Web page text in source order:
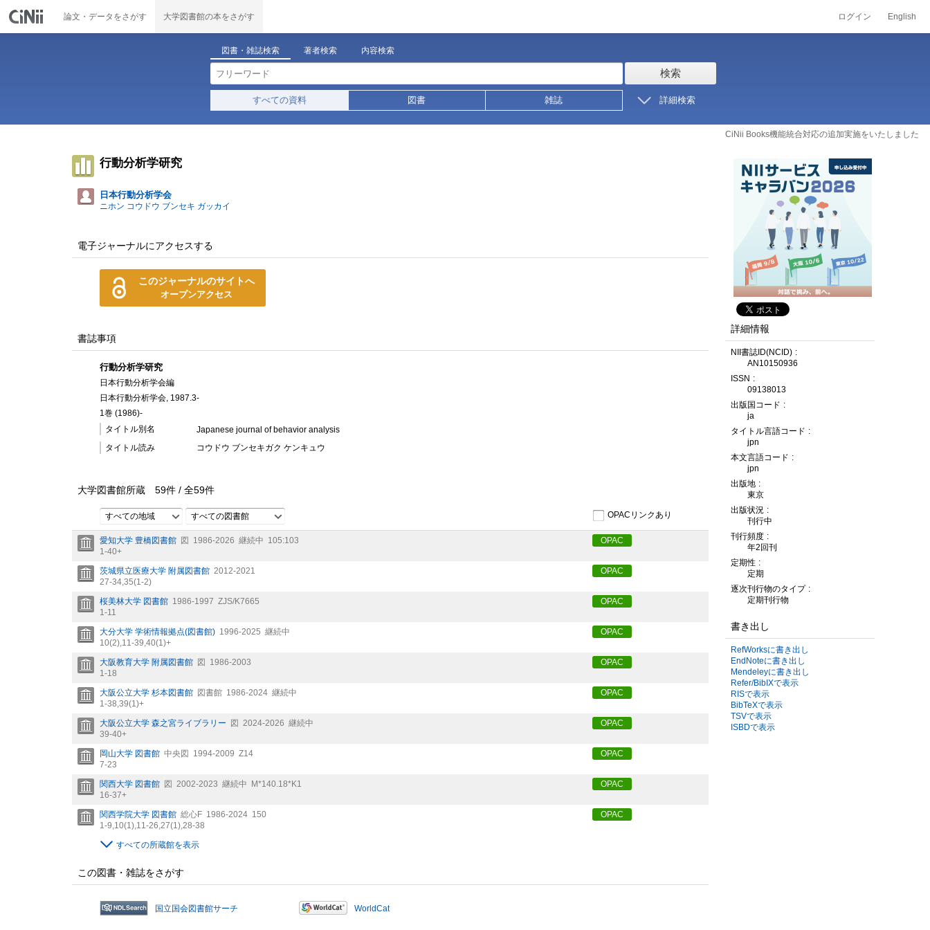
論文・データをさがす 大学図書館の本をさがす ログイン English
図書・雑誌検索 著者検索 内容検索
検索
すべての資料 図書 雑誌 詳細検索
CiNii Books機能統合対応の追加実施をいたしました
行動分析学研究
日本行動分析学会
ニホン コウドウ ブンセキ ガッカイ
電子ジャーナルにアクセスする
このジャーナルのサイトへ
オープンアクセス
書誌事項
行動分析学研究
日本行動分析学会編
日本行動分析学会, 1987.3-
1巻 (1986)-
タイトル別名
Japanese journal of behavior analysis
タイトル読み
コウドウ ブンセキガク ケンキュウ
大学図書館所蔵 59件 / 全59件
すべての地域 すべての図書館 OPACリンクあり
愛知大学 豊橋図書館 図 1986-2026 継続中 105:103
1-40+
OPAC
茨城県立医療大学 附属図書館 2012-2021
27-34,35(1-2)
OPAC
桜美林大学 図書館 1986-1997 ZJS/K7665
1-11
OPAC
大分大学 学術情報拠点(図書館) 1996-2025 継続中
10(2),11-39,40(1)+
OPAC
大阪教育大学 附属図書館 図
1986-2003
1-18
OPAC
大阪公立大学 杉本図書館 図書館 1986-2024 継続中
1-38,39(1)+
OPAC
大阪公立大学 森之宮ライブラリー 図 2024-2026 継続中
39-40+
OPAC
岡山大学 図書館 中央図 1994-2009 Z14
7-23
OPAC
関西大学 図書館 図 2002-2023 継続中
M*140.18*K1
16-37+
OPAC
関西学院大学 図書館 総心F 1986-2024 150
1-9,10(1),11-26,27(1),28-38
OPAC
すべての所蔵館を表示
この図書・雑誌をさがす
国立国会図書館サーチ WorldCat
詳細情報
NII書誌ID(NCID)
AN10150936
ISSN
09138013
出版国コード
ja
タイトル言語コード
jpn
本文言語コード
jpn
出版地
東京
出版状況
刊行中
刊行頻度
年2回刊
定期性
定期
逐次刊行物のタイプ
定期刊行物
書き出し
RefWorksに書き出し
EndNoteに書き出し
Mendeleyに書き出し
Refer/BibIXで表示
RISで表示
BibTeXで表示
TSVで表示
ISBDで表示